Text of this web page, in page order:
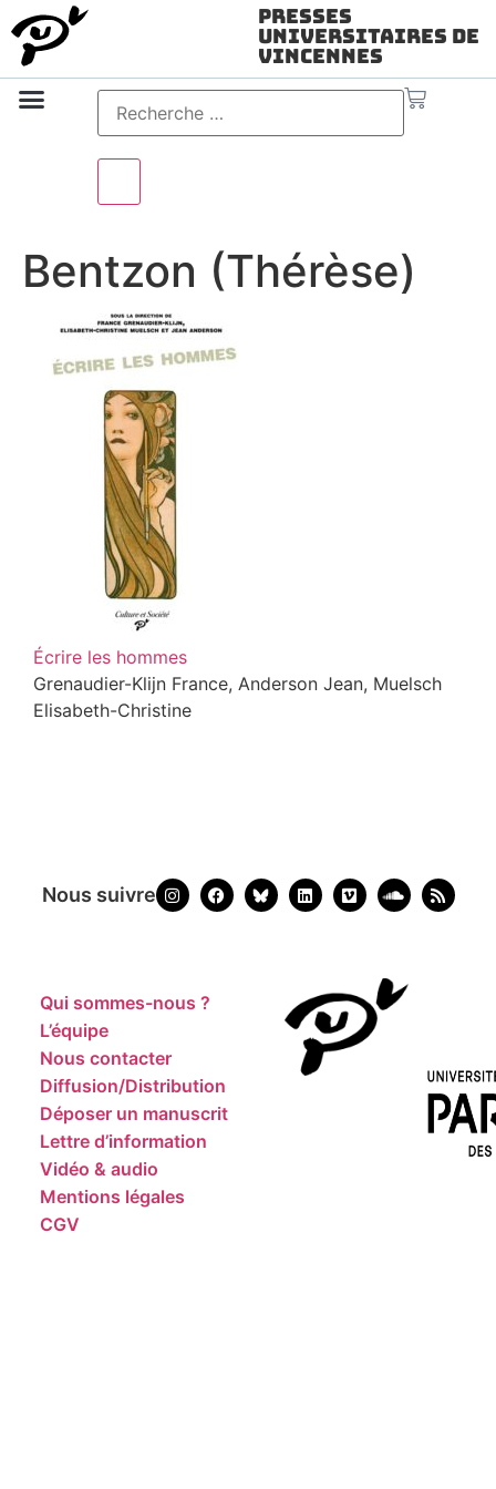
Presses
Universitaires de
Vincennes
Bentzon (Thérèse)
Écrire les hommes
Grenaudier-Klijn France, Anderson Jean, Muelsch
Elisabeth-Christine
Nous suivre
Qui sommes-nous ?
L’équipe
Nous contacter
Diffusion/Distribution
Déposer un manuscrit
Lettre d’information
Vidéo & audio
Mentions légales
CGV